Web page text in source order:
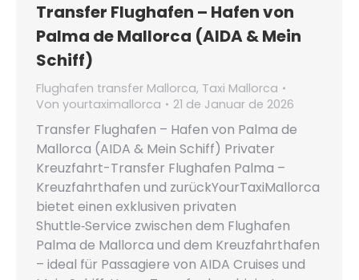
Transfer Flughafen – Hafen von
Palma de Mallorca (AIDA & Mein
Schiff)
Flughafen transfer Mallorca, Taxi Mallorca
Von yourtaximallorca 21 de Januar de 2026
Transfer Flughafen – Hafen von Palma de
Mallorca (AIDA & Mein Schiff) Privater
Kreuzfahrt-Transfer Flughafen Palma –
Kreuzfahrthafen und zurückYourTaxiMallorca
bietet einen exklusiven privaten
Shuttle‑Service zwischen dem Flughafen
Palma de Mallorca und dem Kreuzfahrthafen
– ideal für Passagiere von AIDA Cruises und